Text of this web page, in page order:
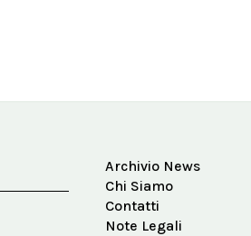
Archivio News
Chi Siamo
Contatti
Note Legali